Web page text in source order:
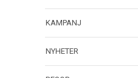
KAMPANJ
NYHETER